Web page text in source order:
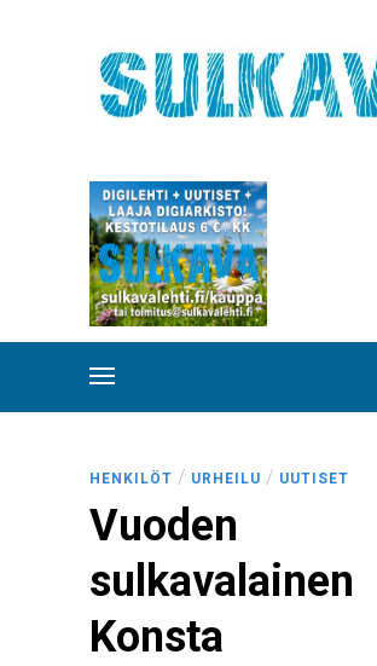
HENKILÖT / URHEILU / UUTISET
Vuoden
sulkavalainen
Konsta